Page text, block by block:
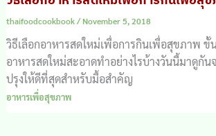
thaifoodcookbook/November 5, 2018
วิธีเลือกอาหารสดใหม่เพื่อการกินเพื่อสุขภาพ ขั้
อาหารสดใหม่สะอาดทำอย่างไรบ้างวันนี้มาดูกัน
ปรุงให้ดีที่สุดสำหรับมื้อสำคัญ
อาหารเพื่อสุขภาพ